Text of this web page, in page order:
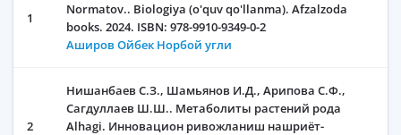
1
Normatov.. Biologiya (o'quv qo'llanma). Afzalzoda
books. 2024. ISBN: 978-9910-9349-0-2
Аширов Ойбек Норбой угли
2
Нишанбаев С.З., Шамьянов И.Д., Арипова С.Ф.,
Сагдуллаев Ш.Ш.. Метаболиты растений рода
Alhagi. Инновацион ривожланиш нашриёт-